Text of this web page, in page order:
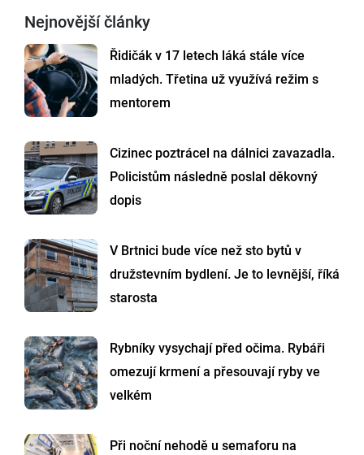
Nejnovější články
Řidičák v 17 letech láká stále více
mladých. Třetina už využívá režim s
mentorem
Cizinec poztrácel na dálnici zavazadla.
Policistům následně poslal děkovný
dopis
V Brtnici bude více než sto bytů v
družstevním bydlení. Je to levnější, říká
starosta
Rybníky vysychají před očima. Rybáři
omezují krmení a přesouvají ryby ve
velkém
Při noční nehodě u semaforu na